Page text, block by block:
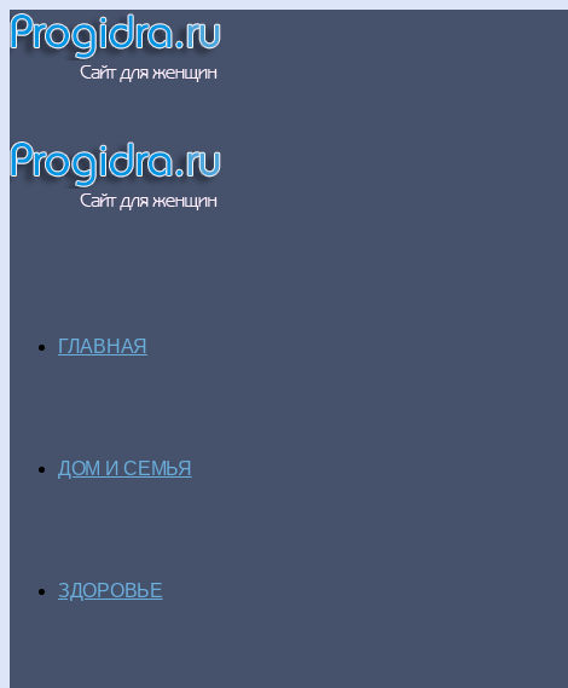
ГЛАВНАЯ
ДОМ И СЕМЬЯ
ЗДОРОВЬЕ